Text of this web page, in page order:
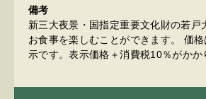
備考
新三大夜景・国指定重要文化財の若戸
お食事を楽しむことができます。 価
示です。表示価格＋消費税10％がかか